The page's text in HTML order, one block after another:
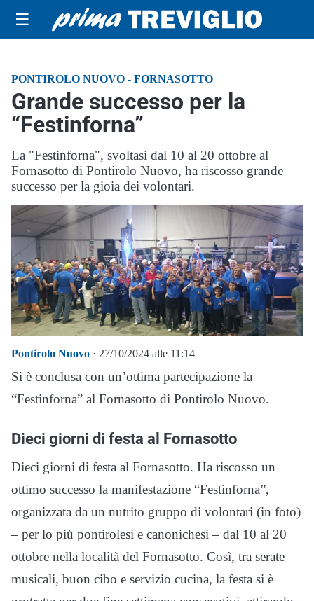
☰
PONTIROLO NUOVO - FORNASOTTO
Grande successo per la
“Festinforna”
La "Festinforna", svoltasi dal 10 al 20 ottobre al
Fornasotto di Pontirolo Nuovo, ha riscosso grande
successo per la gioia dei volontari.
Pontirolo Nuovo · 27/10/2024 alle 11:14
Si è conclusa con un’ottima partecipazione la
“Festinforna” al Fornasotto di Pontirolo Nuovo.
Dieci giorni di festa al Fornasotto
Dieci giorni di festa al Fornasotto. Ha riscosso un
ottimo successo la manifestazione “Festinforna”,
organizzata da un nutrito gruppo di volontari (in foto)
– per lo più pontirolesi e canonichesi – dal 10 al 20
ottobre nella località del Fornasotto. Così, tra serate
musicali, buon cibo e servizio cucina, la festa si è